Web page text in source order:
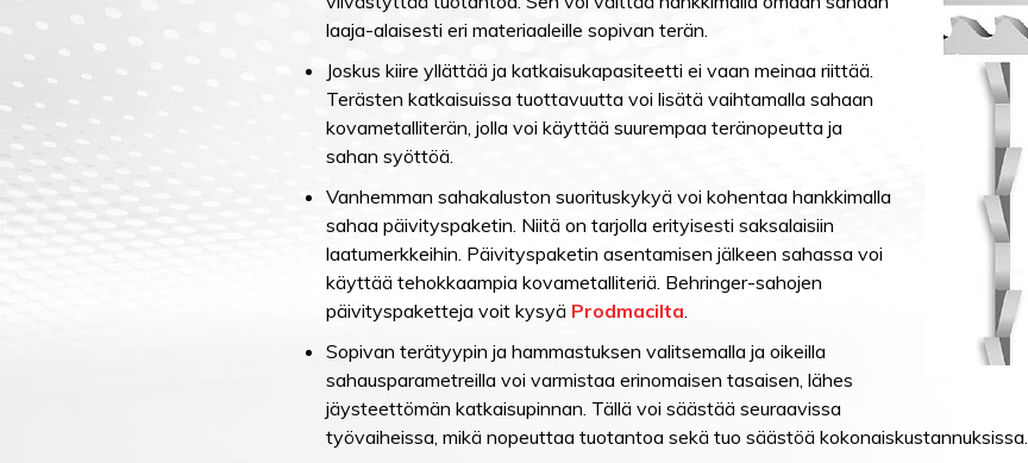
laaja-alaisesti eri materiaaleille sopivan terän.
Joskus kiire yllättää ja katkaisukapasiteetti ei vaan meinaa riittää.
Terästen katkaisuissa tuottavuutta voi lisätä vaihtamalla sahaan
kovametalliterän, jolla voi käyttää suurempaa teränopeutta ja
sahan syöttöä.
Vanhemman sahakaluston suorituskykyä voi kohentaa hankkimalla
sahaa päivityspaketin. Niitä on tarjolla erityisesti saksalaisiin
laatumerkkeihin. Päivityspaketin asentamisen jälkeen sahassa voi
käyttää tehokkaampia kovametalliteriä. Behringer-sahojen
päivityspaketteja voit kysyä Prodmacilta.
Sopivan terätyypin ja hammastuksen valitsemalla ja oikeilla
sahausparametreilla voi varmistaa erinomaisen tasaisen, lähes
jäysteettömän katkaisupinnan. Tällä voi säästää seuraavissa
työvaiheissa, mikä nopeuttaa tuotantoa sekä tuo säästöä kokonaiskustannuksissa.